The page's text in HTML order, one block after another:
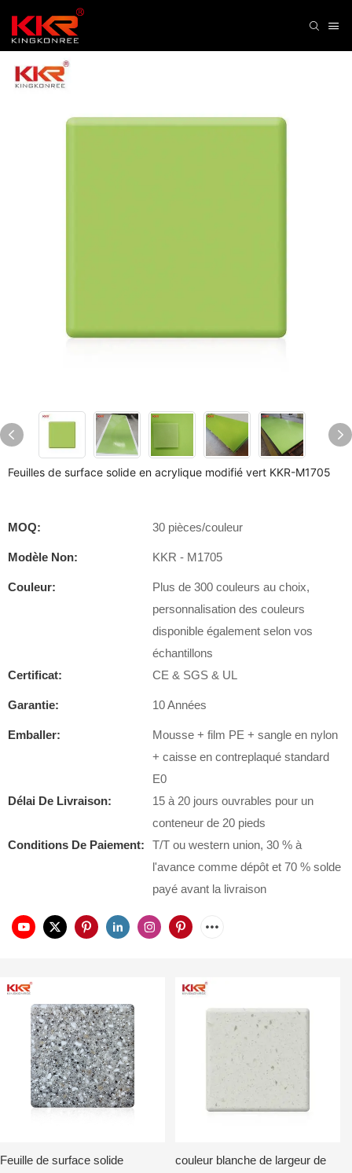
Feuilles de surface solide en acrylique modifié vert KKR-M1705
MOQ: 30 pièces/couleur
Modèle Non: KKR - M1705
Couleur:
Plus de 300 couleurs au choix,
personnalisation des couleurs
disponible également selon vos
échantillons
Certificat:
CE & SGS & UL
Garantie: 10 Années
Emballer:
Mousse + film PE + sangle en nylon
+ caisse en contreplaqué standard
E0
Délai De Livraison:
15 à 20 jours ouvrables pour un
conteneur de 20 pieds
Conditions De Paiement:
T/T ou western union, 30 % à
l'avance comme dépôt et 70 % solde
payé avant la livraison
Feuille de surface solide
couleur blanche de largeur de